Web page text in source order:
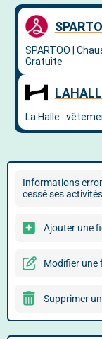
Informations
cessé ses
Ajouter une
Modifier une
Supprimer